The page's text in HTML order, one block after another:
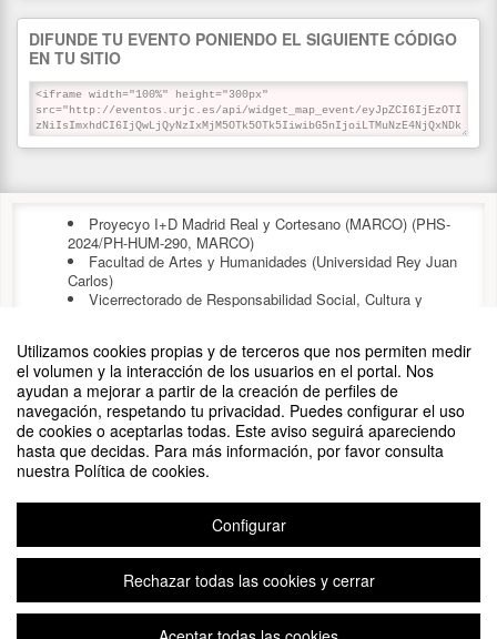
Utilizamos cookies propias y de terceros que nos permiten medir
el volumen y la interacción de los usuarios en el portal. Nos
ayudan a mejorar a partir de la creación de perfiles de
navegación, respetando tu privacidad. Puedes configurar el uso
de cookies o aceptarlas todas. Este aviso seguirá apareciendo
hasta que decidas. Para más información, por favor consulta
nuestra Política de cookies.
Configurar
Rechazar todas las cookies y cerrar
Antonio García Chica (Universidad de Jaén)
Daniel García López (Universidad Rey Juan Carlos)
Mónica Garrié-Faget Guevara (Universidad Rey Juan Carlos)
Josefina González Cubero (Universidad de Valladolid)
Álvaro Gurrea Suárez (Universidad Alfonso X El Sabio)
Fernando Martínez López (Universidad Rey Juan Carlos)
María Martínez de Ubago Campos (Universidad Rey Juan Carlos)
Amaya Matesanz Muñoz (Universidad Rey Juan Carlos)
Miguel Mendoza-Malpartida (Universidad de Sevilla)
Cecilia Pineda-Calvillo (Universidad de Sevilla)
Pablo R. Prieto Dávila (Universidad Rey Juan Carlos)
Valle Rico Pacheco (Universidad Rey Juan Carlos)
Ángel Mariano Rodríguez Pérez (Universidad de Huelva)
César Antonio Rodríguez González (Universidad de Huelva)
Sergio Román Aliste (Universidad Rey Juan Carlos)
José María Romero Monteserín (Universidad Alfonso X El Sabio)
Daniel Ruiz Zurita (Universidad Rey Juan Carlos)
Ana Esther Santamaría Fernández (Universidad Rey Juan Carlos)
Laura Soto Gutiérrez (Universidad Rey Juan Carlos)
María Luisa Walliser Martín (Universidad Rey Juan Carlos)
DIFUNDE TU EVENTO PONIENDO EL SIGUIENTE CÓDIGO
EN TU SITIO
PATROCINADORES
Proyecyo I+D Madrid Real y Cortesano (MARCO) (PHS-
2024/PH-HUM-290, MARCO)
Facultad de Artes y Humanidades (Universidad Rey Juan
Carlos)
Vicerrectorado de Responsabilidad Social, Cultura y